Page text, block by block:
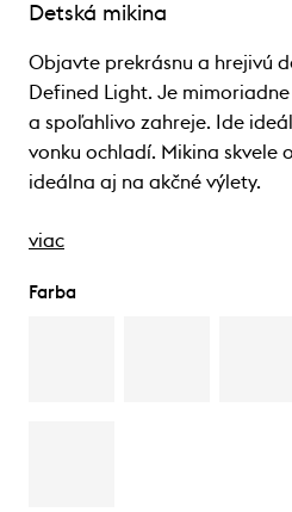
Detská mikina
Objavte prekrásnu a hrejivú
Defined Light. Je
a spoľahlivo zahreje. Ide
vonku ochladí. Mikina skvele
ideálna aj na akčné výlety.
viac
Farba